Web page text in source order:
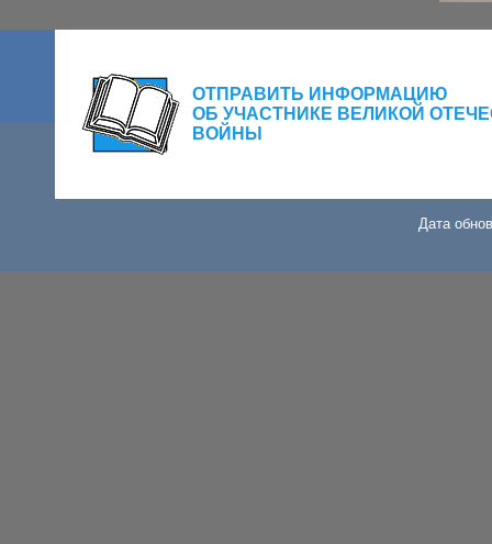
ОТПРАВИТЬ ИНФОРМАЦИЮ
ОБ УЧАСТНИКЕ ВЕЛИКОЙ
ВОЙНЫ
Дата